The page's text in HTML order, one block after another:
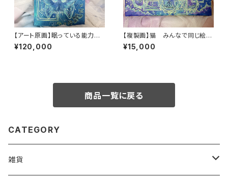
【アート原画】眠っている能力を
呼び起こす オオカミ 1点もの ア
クリル画
¥120,000
【複製画】猫 みんなで同じ絵を
飾ろうプロジェクト シリアルナ
ンバー入り F3サイズ
¥15,000
商品一覧に戻る
CATEGORY
雑貨